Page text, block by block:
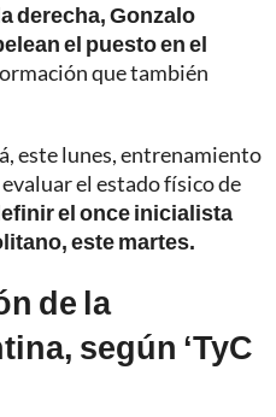
derecha, Gonzalo
el puesto en el
que también
este lunes, entrenamiento
el estado físico de
el once inicialista
este martes.
de la
según ‘TyC